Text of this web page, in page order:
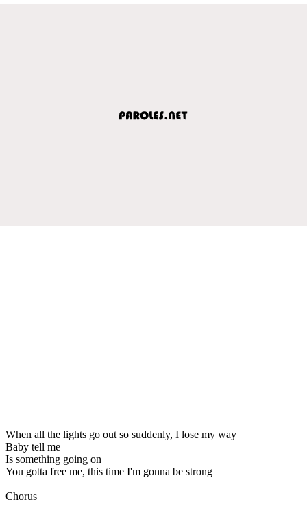
When all the lights go out so suddenly, I lose my way
Baby tell me
Is something going on
You gotta free me, this time I'm gonna be strong
Chorus